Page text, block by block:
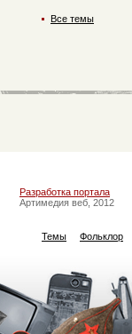
Все темы
Разработка портала
Артимедия веб, 2012
Темы Фольклор